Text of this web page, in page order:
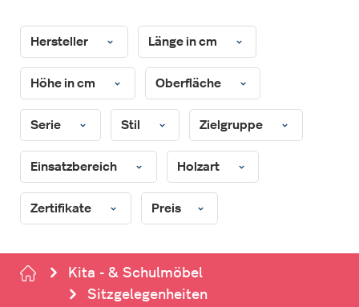
Hersteller Länge in cm
Höhe in cm Oberfläche
Serie Stil Zielgruppe
Einsatzbereich Holzart
Zertifikate Preis
Kita - & Schulmöbel
Sitzgelegenheiten